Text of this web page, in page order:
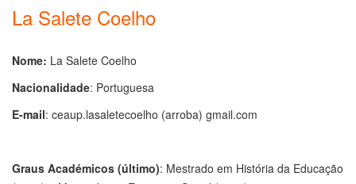
La Salete Coelho
Nome: La Salete Coelho
Nacionalidade: Portuguesa
E-mail: ceaup.lasaletecoelho (arroba) gmail.com
Graus Académicos (último): Mestrado em História da Educação